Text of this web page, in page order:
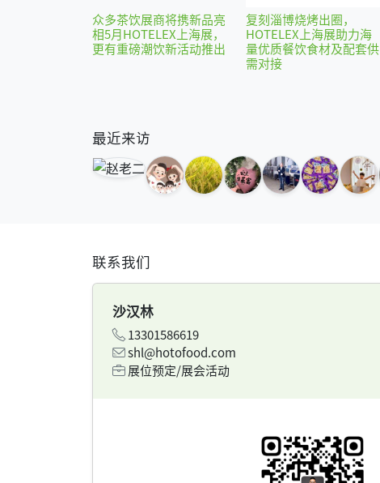
众多茶饮展商将携新品亮
相5月HOTELEX上海展，
更有重磅潮饮新活动推出
复刻淄博烧烤出圈，
HOTELEX上海展助力海
量优质餐饮食材及配套供
需对接
最近来访
联系我们
沙汉林
13301586619
shl@hotofood.com
展位预定/展会活动